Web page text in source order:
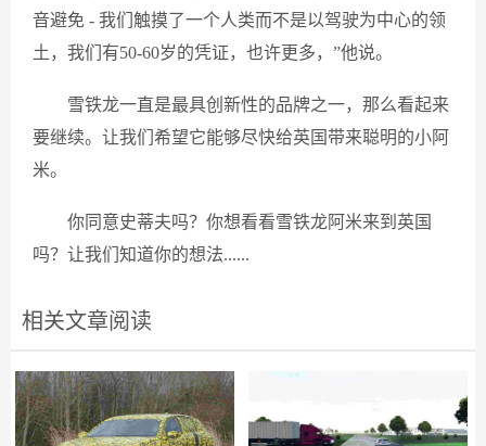
音避免 - 我们触摸了一个人类而不是以驾驶为中心的领
土，我们有50-60岁的凭证，也许更多，”他说。
雪铁龙一直是最具创新性的品牌之一，那么看起来
要继续。让我们希望它能够尽快给英国带来聪明的小阿
米。
你同意史蒂夫吗？你想看看雪铁龙阿米来到英国
吗？让我们知道你的想法......
相关文章阅读